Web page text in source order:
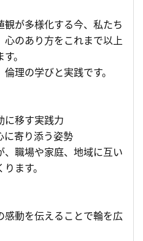
が多様化する今、私たち
のあり方をこれまで以上
。
理の学びと実践です。
に移す実践力
に寄り添う姿勢
、職場や家庭、地域に互い
ます。
感動を伝えることで輪を広